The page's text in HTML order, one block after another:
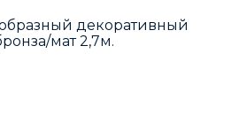
декоративный
мат 2,7м.